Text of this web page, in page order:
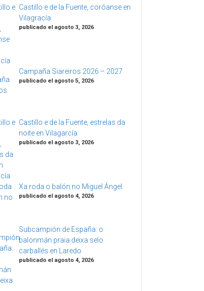
Castillo e de la Fuente, coróanse en
Vilagracía
publicado el agosto 3, 2026
Campaña Siareiros 2026 – 2027
publicado el agosto 5, 2026
Castillo e de la Fuente, estrelas da
noite en Vilagarcía
publicado el agosto 3, 2026
Xa roda o balón no Miguel Ángel
publicado el agosto 4, 2026
Subcampión de España: o
balonmán praia deixa selo
carballés en Laredo
publicado el agosto 4, 2026